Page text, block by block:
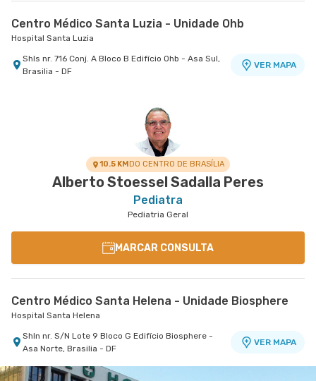
Centro Médico Santa Luzia - Unidade Ohb
Hospital Santa Luzia
Shls nr. 716 Conj. A Bloco B Edifício Ohb - Asa Sul,
Brasilia - DF
VER MAPA
10.5 KMDO CENTRO DE BRASÍLIA
Alberto Stoessel Sadalla Peres
Pediatra
Pediatria Geral
MARCAR CONSULTA
Centro Médico Santa Helena - Unidade Biosphere
Hospital Santa Helena
Shln nr. S/N Lote 9 Bloco G Edifício Biosphere -
Asa Norte, Brasilia - DF
VER MAPA